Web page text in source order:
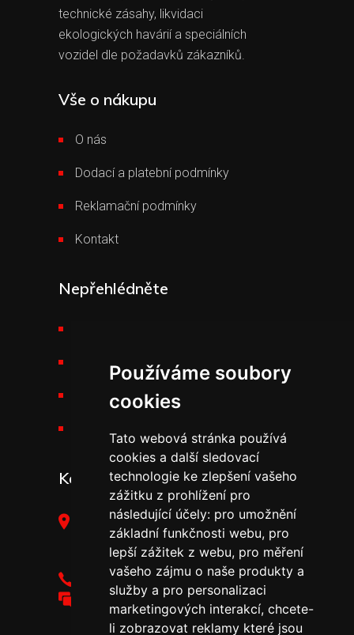
Používáme soubory
cookies
Tato webová stránka používá
cookies a další sledovací
technologie ke zlepšení vašeho
zážitku z prohlížení pro
následující účely: pro umožnění
základní funkčnosti webu, pro
lepší zážitek z webu, pro měření
vašeho zájmu o naše produkty a
služby a pro personalizaci
marketingových interakcí, chcete-
li zobrazovat reklamy které jsou
technické zásahy, likvidaci
ekologických havárií a speciálních
vozidel dle požadavků zákazníků.
Vše o nákupu
O nás
Dodací a platební podmínky
Reklamační podmínky
Kontakt
Nepřehlédněte
Výšková technika
Kariéra v THT
Kontakt
THT Polička, s.r.o.,
Starohradská 316,
572 01 Polička
+420 461 755 111
tht@tht.cz